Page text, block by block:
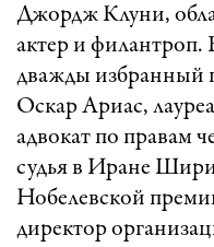
Джордж Клуни,
актер и
дважды избранный
Оскар Ариас,
адвокат по правам
судья в Иране
Нобелевской
директор